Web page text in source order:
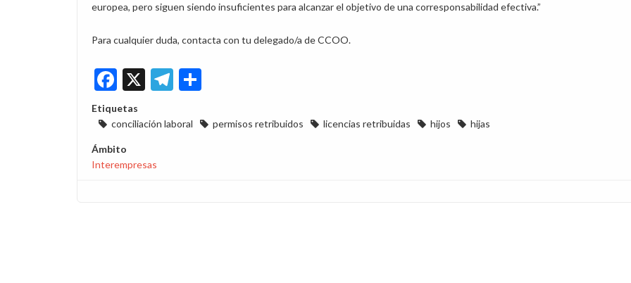
europea, pero siguen siendo insuficientes para alcanzar el objetivo de una corresponsabilidad efectiva.”
Para cualquier duda, contacta con tu delegado/a de CCOO.
Facebook
X Telegram
Etiquetas
conciliación laboral
permisos retribuidos licencias retribuidas hijos hijas
Ámbito
Interempresas